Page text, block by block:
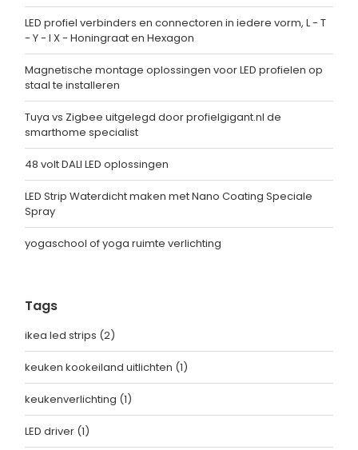
LED profiel verbinders en connectoren in iedere vorm, L - T
- Y - I X - Honingraat en Hexagon
Magnetische montage oplossingen voor LED profielen op
staal te installeren
Tuya vs Zigbee uitgelegd door profielgigant.nl de
smarthome specialist
48 volt DALI LED oplossingen
LED Strip Waterdicht maken met Nano Coating Speciale
Spray
yogaschool of yoga ruimte verlichting
Tags
ikea led strips (2)
keuken kookeiland uitlichten (1)
keukenverlichting (1)
LED driver (1)